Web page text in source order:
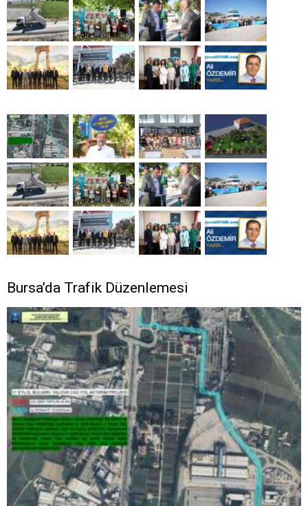
Bursa’da Trafik Düzenlemesi